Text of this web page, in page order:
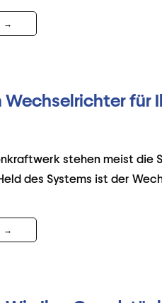
→
Wechselrichter für
stehen meist die
des Systems ist der
→